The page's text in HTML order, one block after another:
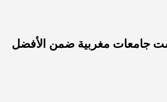
ست جامعات مغربية ضمن الأفضل